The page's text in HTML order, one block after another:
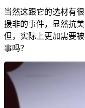
当然这跟它的选材有
援非的事件，显然抗
但，实际上更加需要
事吗？